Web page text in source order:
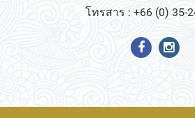
โทรสาร : +66 (0) 35-